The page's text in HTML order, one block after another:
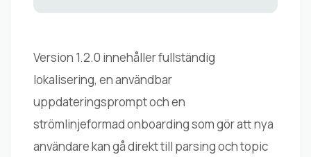
Version 1.2.0 innehåller fullständig
lokalisering, en användbar
uppdateringsprompt och en
strömlinjeformad onboarding som gör att nya
användare kan gå direkt till parsing och topic